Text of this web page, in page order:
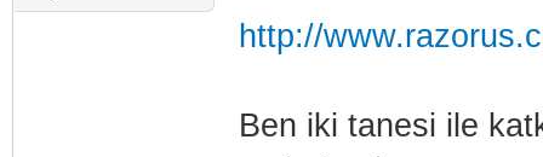
http://
Ben iki tanesi ile